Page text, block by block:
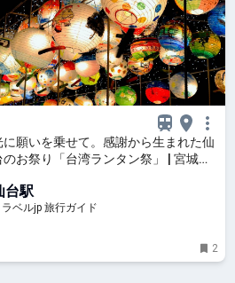
に願いを乗せて。感謝から生まれた仙
のお祭り「台湾ランタン祭」 | 宮城県 |
台駅
ラベルjp 旅行ガイド
2